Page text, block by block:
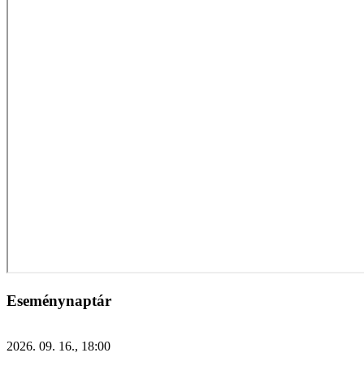
Eseménynaptár
2026. 09. 16., 18:00